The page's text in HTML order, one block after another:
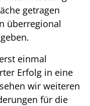
getragen
überregional
einmal
Erfolg in eine
wir weiteren
für die